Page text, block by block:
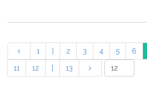
1 2 3 4 5 6
11 12 13